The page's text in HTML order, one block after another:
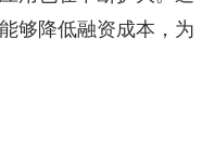
够降低融资成本，为